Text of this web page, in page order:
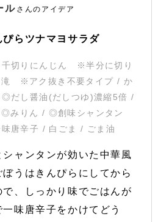
ル さんのアイデア
らツナマヨサラダ
切りにんじん ※半分に切り
滝 ※アク抜き不要タイプ / か
だし醤油(だしつゆ)濃縮5倍 /
◎みりん / ◎創味シャンタン
唐辛子 / 白ごま / ごま油
ャンタンが効いた中華風
うはきんぴらにしてから
、しっかり味でごはんが
味唐辛子をかけてどう